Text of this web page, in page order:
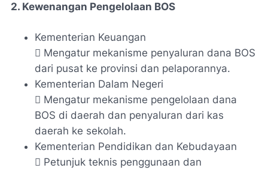
2. Kewenangan Pengelolaan BOS
Kementerian Keuangan
 Mengatur mekanisme penyaluran dana BOS
dari pusat ke provinsi dan pelaporannya.
Kementerian Dalam Negeri
 Mengatur mekanisme pengelolaan dana
BOS di daerah dan penyaluran dari kas
daerah ke sekolah.
Kementerian Pendidikan dan Kebudayaan
 Petunjuk teknis penggunaan dan